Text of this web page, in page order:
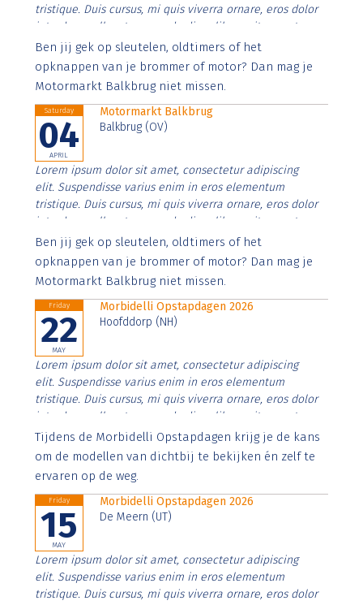
tristique. Duis cursus, mi quis viverra ornare, eros dolor
interdum nulla, ut commodo diam libero vitae erat.
Aenean faucibus nibh et justo cursus id rutrum lorem
imperdiet. Nunc ut sem vitae risus tristique posuere.
Ben jij gek op sleutelen, oldtimers of het
opknappen van je brommer of motor? Dan mag je
Motormarkt Balkbrug niet missen.
Saturday
04
APRIL
Motormarkt Balkbrug
Balkbrug (OV)
Lorem ipsum dolor sit amet, consectetur adipiscing
elit. Suspendisse varius enim in eros elementum
tristique. Duis cursus, mi quis viverra ornare, eros dolor
interdum nulla, ut commodo diam libero vitae erat.
Aenean faucibus nibh et justo cursus id rutrum lorem
imperdiet. Nunc ut sem vitae risus tristique posuere.
Ben jij gek op sleutelen, oldtimers of het
opknappen van je brommer of motor? Dan mag je
Motormarkt Balkbrug niet missen.
Friday
22
MAY
Morbidelli Opstapdagen 2026
Hoofddorp (NH)
Lorem ipsum dolor sit amet, consectetur adipiscing
elit. Suspendisse varius enim in eros elementum
tristique. Duis cursus, mi quis viverra ornare, eros dolor
interdum nulla, ut commodo diam libero vitae erat.
Aenean faucibus nibh et justo cursus id rutrum lorem
imperdiet. Nunc ut sem vitae risus tristique posuere.
Tijdens de Morbidelli Opstapdagen krijg je de kans
om de modellen van dichtbij te bekijken én zelf te
ervaren op de weg.
Friday
15
MAY
Morbidelli Opstapdagen 2026
De Meern (UT)
Lorem ipsum dolor sit amet, consectetur adipiscing
elit. Suspendisse varius enim in eros elementum
tristique. Duis cursus, mi quis viverra ornare, eros dolor